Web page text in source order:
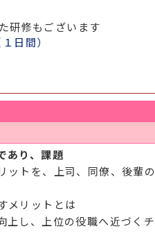
研修もございます
日間）
あり、課題
ットを、上司、同僚、後輩の
メリットとは
し、上位の役職へ近づくチ